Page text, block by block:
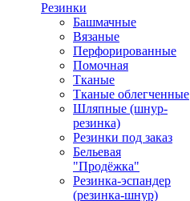
Резинки
Башмачные
Вязаные
Перфорированные
Помочная
Тканые
Тканые облегченные
Шляпные (шнур-
резинка)
Резинки под заказ
Бельевая
"Продёжка"
Резинка-эспандер
(резинка-шнур)